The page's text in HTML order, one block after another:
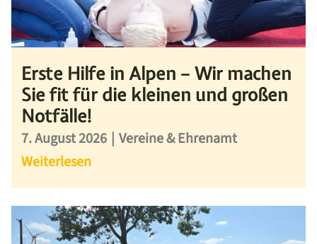
Erste Hilfe in Alpen – Wir machen
Sie fit für die kleinen und großen
Notfälle!
7. August 2026 | Vereine & Ehrenamt
Weiterlesen